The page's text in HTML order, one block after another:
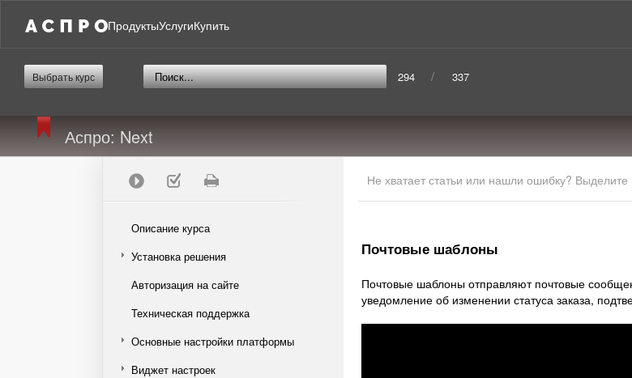
ПродуктыУслугиКупить
Выбрать курс 294 / 337
Аспро: Next
Описание курса
Установка решения
Авторизация на сайте
Техническая поддержка
Основные настройки платформы
Виджет настроек
Не хватает статьи или нашли ошибку?
Почтовые шаблоны
Почтовые шаблоны отправляют почтовые
уведомление об изменении статуса заказа,